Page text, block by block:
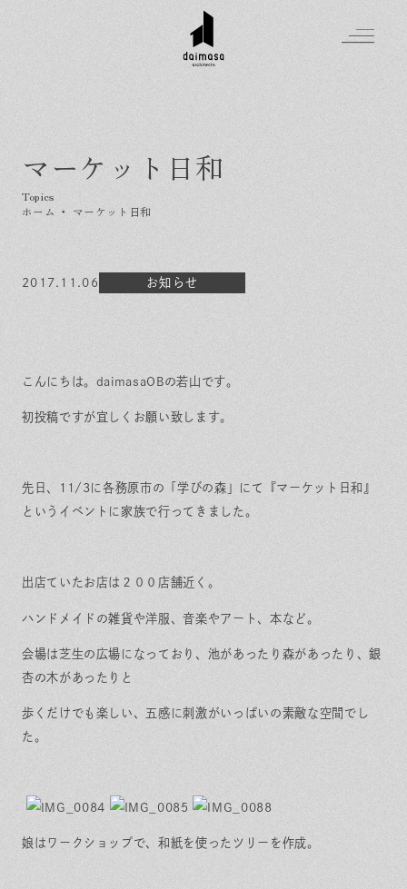
マーケット日和
ホーム ・ マーケット日和
2017.11.06 お知らせ
こんにちは。daimasaOBの若山です。
初投稿ですが宜しくお願い致します。
先日、11/3に各務原市の「学びの森」にて『マーケット日和』
というイベントに家族で行ってきました。
出店ていたお店は２００店舗近く。
ハンドメイドの雑貨や洋服、音楽やアート、本など。
会場は芝生の広場になっており、池があったり森があったり、銀
杏の木があったりと
歩くだけでも楽しい、五感に刺激がいっぱいの素敵な空間でし
た。
娘はワークショップで、和紙を使ったツリーを作成。
Greeting
はじめましての方へ
Made in DAIMASA
オーダーメイドの住まい
家づくりの流れ
保証とサポート
施工実績
気軽に相談会
よくある質問
Topics
スタッフ紹介
採用情報
資料請求
お問い合わせ
st
ag
m
ce
bo
N
E